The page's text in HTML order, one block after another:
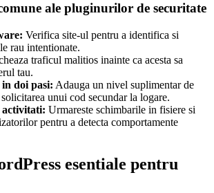
ale pluginurilor de securitate
Verifica site-ul pentru a identifica si
rau intentionate.
traficul malitios inainte ca acesta sa
tau.
doi pasi: Adauga un nivel suplimentar de
unui cod secundar la logare.
Urmareste schimbarile in fisiere si
pentru a detecta comportamente
esentiale pentru